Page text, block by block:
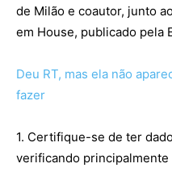
de Milão e coautor, junto
em House, publicado pela
Deu RT, mas ela não
fazer
1. Certifique-se de ter
verificando principalmente